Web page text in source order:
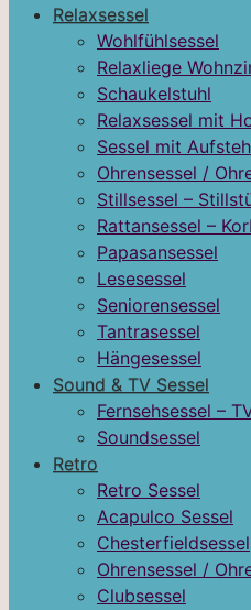
Relaxsessel
Wohlfühlsessel
Relaxliege
Schaukelstuhl
Relaxsessel mit
Sessel mit
Ohrensessel /
Stillsessel –
Rattansessel –
Papasansessel
Lesesessel
Seniorensessel
Tantrasessel
Hängesessel
Sound & TV Sessel
Fernsehsessel –
Soundsessel
Retro
Retro Sessel
Acapulco Sessel
Chesterfieldsessel
Ohrensessel /
Clubsessel